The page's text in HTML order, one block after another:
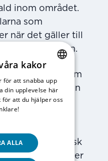
inom området.
som
när det gäller till
administration.
att växa inom
säger Bijan
vi stora
och organisk
tjänster
SWEDISH
ENGLISH
kakor
för att snabba upp
din upplevelse här
för att du hjälper oss
ALLA